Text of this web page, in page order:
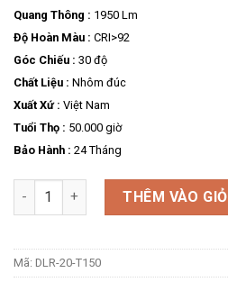
Quang Thông : 1950 Lm
Độ Hoàn Màu : CRI>92
Góc Chiếu : 30 độ
Chất Liệu : Nhôm đúc
Xuất Xứ : Việt Nam
Tuổi Thọ : 50.000 giờ
Bảo Hành : 24 Tháng
Số lượng THÊM VÀO GIỎ
Mã: DLR-20-T150